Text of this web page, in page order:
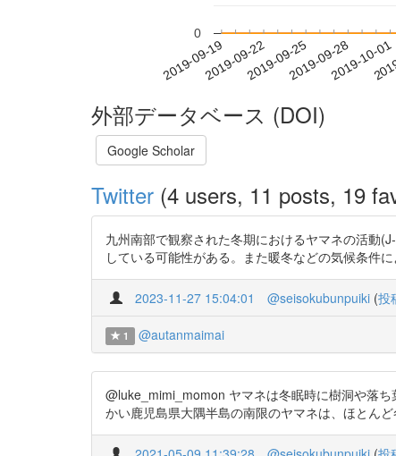
2019-09-192019-09-222019-09-252019-09-282019-10-01
0
外部データベース (DOI)
Google Scholar
Twitter (4 users, 11 posts, 19
九州南部で観察された冬期におけるヤマネの活動
している可能性がある。また暖冬などの気候条件
2023-11-27 15:04:01 @seisokubunpuiki (投
1 @autanmaimai
@luke_mimi_momon ヤマネは冬眠時に樹洞や落
かい鹿児島県大隅半島の南限のヤマネは、ほとん